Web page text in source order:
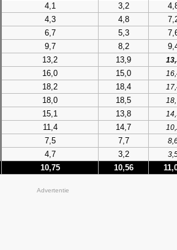
4,1 3,2
4,3 4,8
6,7 5,3
9,7 8,2
13,2 13,9
16,0 15,0
18,2 18,4
18,0 18,5
15,1 13,8
11,4 14,7
7,5 7,7
4,7 3,2
10,75 10,56
Advertentie